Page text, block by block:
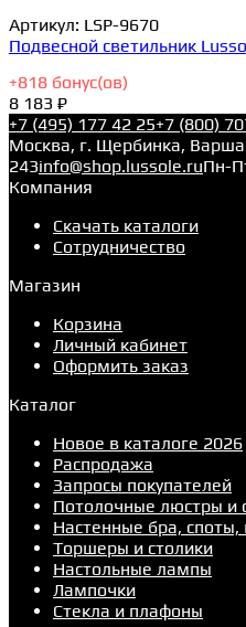
Артикул: LSP-9670
Подвесной светильник
+818 бонус(ов)
8 183 ₽
+7 (495) 177 42 25+7 (800)
Москва, г. Щербинка,
243info@shop.lussole.ruПн-
Компания
Скачать каталоги
Сотрудничество
Магазин
Корзина
Личный кабинет
Оформить заказ
Каталог
Новое в каталоге 2026
Распродажа
Запросы покупателей
Потолочные люстры и
Настенные бра, споты,
Торшеры и столики
Настольные лампы
Лампочки
Стекла и плафоны